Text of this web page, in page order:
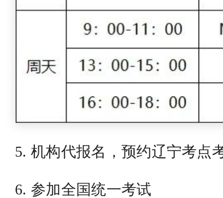
5. 机构代报名，预约辽宁考点
6. 参加全国统一考试